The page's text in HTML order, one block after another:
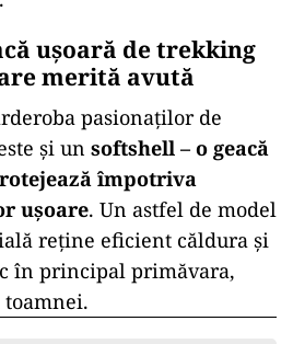
ușoară de trekking
merită avută
pasionaților de
și un softshell – o geacă
împotriva
ușoare. Un astfel de model
reține eficient căldura și
în principal primăvara,